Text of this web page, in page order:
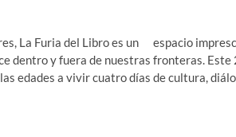
La Furia del Libro es un espacio
dentro y fuera de nuestras fronteras.
edades a vivir cuatro días de cultura,